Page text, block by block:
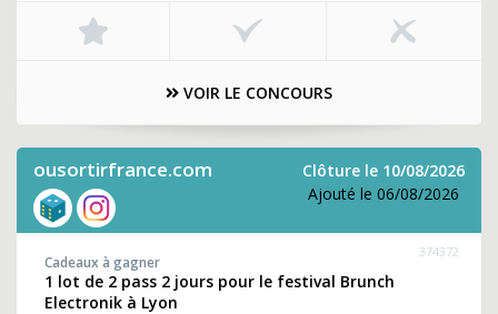
VOIR LE CONCOURS
ousortirfrance.com
Clôture le 10/08/2026
Ajouté le 06/08/2026
374372
Cadeaux à gagner
1 lot de 2 pass 2 jours pour le festival Brunch
Electronik à Lyon